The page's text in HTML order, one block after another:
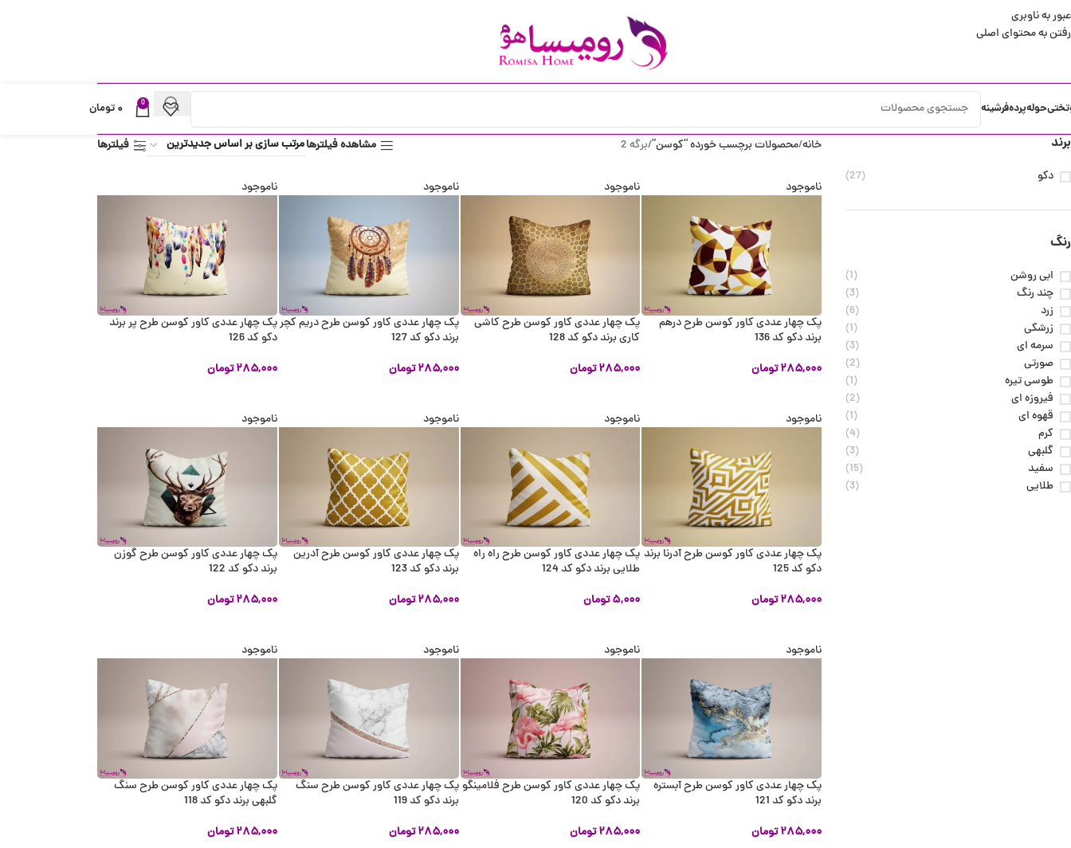
عبور به ناوبری
رفتن به محتوای اصلی
حولهپردهفرشینه 0 ۰تومان
برند
دکو (27)
رنگ
ابی روشن
(1)
چند رنگ
(3)
زرد
(6)
زرشکی
(1)
سرمه ای
(3)
صورتی
(2)
طوسی تیره
(1)
فیروزه ای
(2)
قهوه ای
(1)
کرم
(4)
گلبهی
(3)
سفید
(15)
طلایی
(3)
خانه محصولات برچسب خورده “کوسن” برگه 2 مشاهده فیلترها فیلترها
ناموجود
پک چهار عددی کاور کوسن طرح درهم
برند دکو کد 136
۲۸۵,۰۰۰تومان
ناموجود
پک چهار عددی کاور کوسن طرح کاشی
کاری برند دکو کد 128
۲۸۵,۰۰۰تومان
ناموجود
پک چهار عددی کاور کوسن طرح دریم کچر
برند دکو کد 127
۲۸۵,۰۰۰ تومان
ناموجود
پک چهار عددی کاور کوسن طرح پر برند
دکو کد 126
۲۸۵,۰۰۰تومان
ناموجود
پک چهار عددی کاور کوسن طرح آدرنا برند
دکو کد 125
۲۸۵,۰۰۰تومان
ناموجود
پک چهار عددی کاور کوسن طرح راه راه
طلایی برند دکو کد 124
۵,۰۰۰تومان
ناموجود
پک چهار عددی کاور کوسن طرح آدرین
برند دکو کد 123
۲۸۵,۰۰۰ تومان
ناموجود
پک چهار عددی کاور کوسن طرح گوزن
برند دکو کد 122
۲۸۵,۰۰۰تومان
ناموجود
پک چهار عددی کاور کوسن طرح آبستره
برند دکو کد 121
۲۸۵,۰۰۰تومان
ناموجود
پک چهار عددی کاور کوسن طرح فلامینگو
برند دکو کد 120
۲۸۵,۰۰۰تومان
ناموجود
پک چهار عددی کاور کوسن طرح سنگ
برند دکو کد 119
۲۸۵,۰۰۰ تومان
ناموجود
پک چهار عددی کاور کوسن طرح سنگ
گلبهی برند دکو کد 118
۲۸۵,۰۰۰تومان